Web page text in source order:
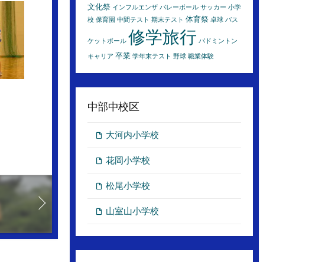
文化祭 インフルエンザ バレーボール サッカー 小学
校 保育園 中間テスト 期末テスト 体育祭 卓球 バス
ケットボール 修学旅行 バドミントン
キャリア 卒業 学年末テスト 野球 職業体験
中部中校区
大河内小学校
花岡小学校
松尾小学校
山室山小学校